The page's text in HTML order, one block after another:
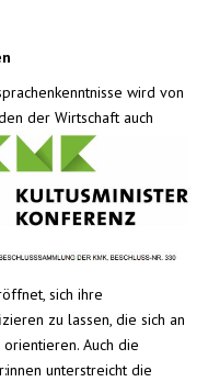
wird von
der Wirtschaft auch
sich ihre
zu lassen, die sich an
Auch die
unterstreicht die